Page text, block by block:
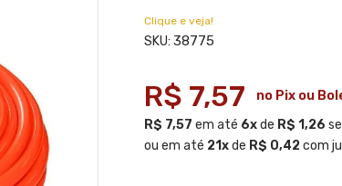
Clique e veja!
SKU: 38775
R$ 7,57 no Pix ou
R$ 7,57 em até 6xde R$ 1,26
ou em até 21xde R$ 0,42com